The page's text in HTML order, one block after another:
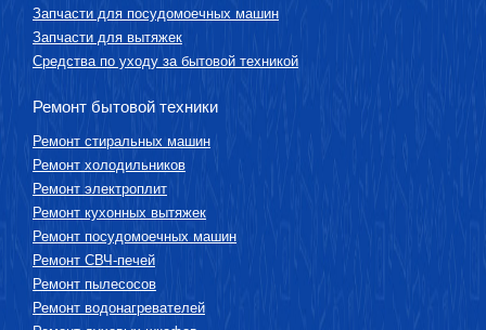
Запчасти для посудомоечных машин
Запчасти для вытяжек
Средства по уходу за бытовой техникой
Ремонт бытовой техники
Ремонт стиральных машин
Ремонт холодильников
Ремонт электроплит
Ремонт кухонных вытяжек
Ремонт посудомоечных машин
Ремонт СВЧ-печей
Ремонт пылесосов
Ремонт водонагревателей